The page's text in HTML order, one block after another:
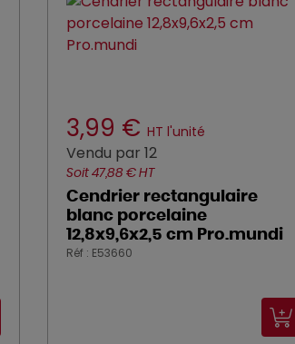
3,99 € HT l'unité
Vendu par 12
Soit 47,88 € HT
Cendrier rectangulaire
blanc porcelaine
12,8x9,6x2,5 cm Pro.mundi
Réf : E53660